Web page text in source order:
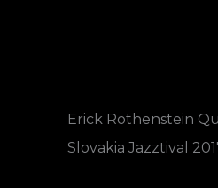
Erick Rothenstein
Slovakia Jazztival